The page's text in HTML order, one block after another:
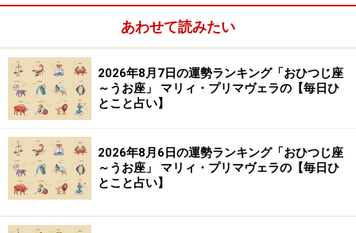
【編集部おすすめの購入サイト】
Amazonで占い関連の商品をチェック！
楽天市場で占い関連の商品をチェック！
あわせて読みたい
2026年8月7日の運勢ランキング「おひつじ座
～うお座」 マリィ・プリマヴェラの【毎日ひ
とこと占い】
2026年8月6日の運勢ランキング「おひつじ座
～うお座」 マリィ・プリマヴェラの【毎日ひ
とこと占い】